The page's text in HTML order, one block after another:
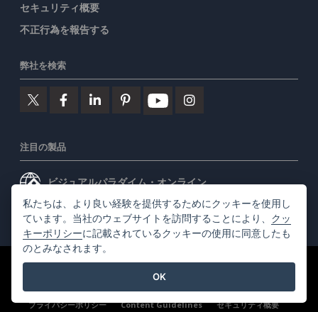
セキュリティ概要
不正行為を報告する
弊社を検索
注目の製品
ビジュアルパラダイム・オンライン
ビジュアルパラダイムデスクトップ
©2026 by Visual Paradigm. 全ての権利を有する
プライバシーポリシー
Content Guidelines セキュリティ概要
私たちは、より良い経験を提供するためにクッキーを使用し
ています。当社のウェブサイトを訪問することにより、 クッ
キーポリシーに記載されているクッキーの使用に同意したも
のとみなされます。
OK